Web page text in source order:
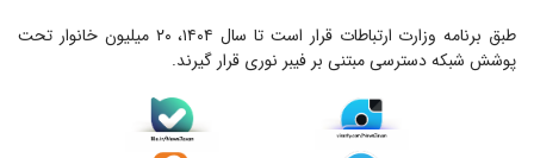
طبق برنامه وزارت ارتباطات قرار است تا سال ۱۴۰۴، ۲۰ میلیون خانوار تحت
پوشش شبکه دسترسی مبتنی بر فیبر نوری قرار گیرند.